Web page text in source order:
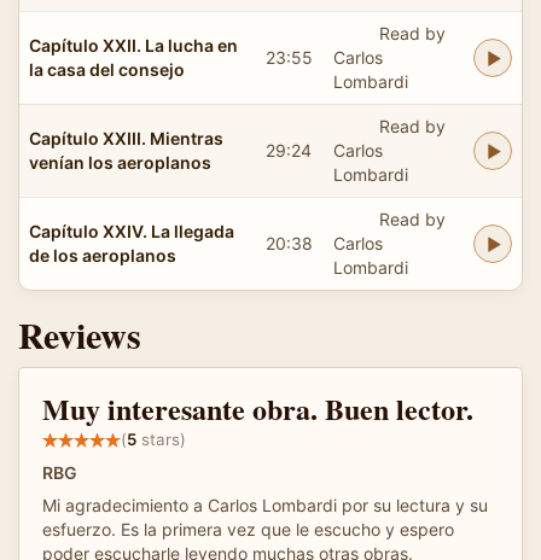
Capítulo XXII. La lucha en
la casa del consejo
23:55
Read by
Carlos
Lombardi
Capítulo XXIII. Mientras
venían los aeroplanos
29:24
Read by
Carlos
Lombardi
Capítulo XXIV. La llegada
de los aeroplanos
20:38
Read by
Carlos
Lombardi
Reviews
Muy interesante obra. Buen lector.
(5 stars)
RBG
Mi agradecimiento a Carlos Lombardi por su lectura y su
esfuerzo. Es la primera vez que le escucho y espero
poder escucharle leyendo muchas otras obras.